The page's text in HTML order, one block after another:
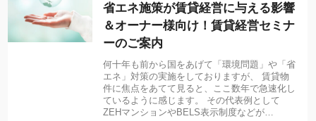
省エネ施策が賃貸経営に与える影響
＆オーナー様向け！賃貸経営セミナ
ーのご案内
何十年も前から国をあげて「環境問題」や「省
エネ」対策の実施をしておりますが、 賃貸物
件に焦点をあてて見ると、ここ数年で急速化し
ているように感じます。 その代表例として
ZEHマンションやBELS表示制度などが…